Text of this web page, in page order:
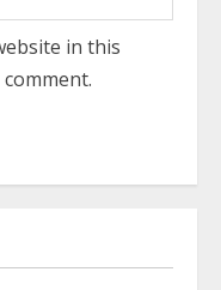
in this